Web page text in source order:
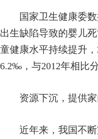
国家卫生健康委数
出生缺陷导致的婴儿
童健康水平持续提升
6.2‰，与2012年相比
资源下沉，提供
近年来，我国不断